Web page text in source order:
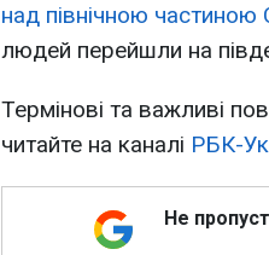
над північною частиною
людей перейшли на
Термінові та важливі
читайте на каналі РБК-
Не